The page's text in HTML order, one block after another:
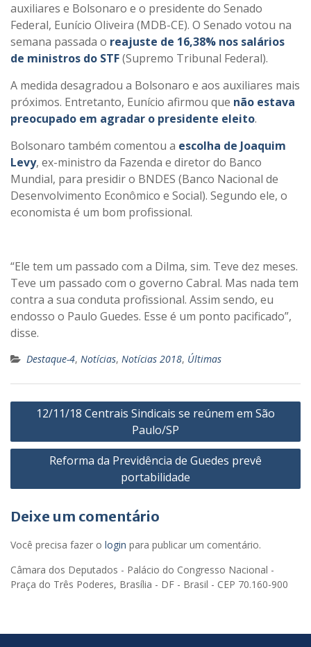
auxiliares e Bolsonaro e o presidente do Senado
Federal, Eunício Oliveira (MDB-CE). O Senado votou na
semana passada o reajuste de 16,38% nos salários
de ministros do STF(Supremo Tribunal Federal).
A medida desagradou a Bolsonaro e aos auxiliares mais
próximos. Entretanto, Eunício afirmou que não estava
preocupado em agradar o presidente eleito.
Bolsonaro também comentou a escolha de Joaquim
Levy, ex-ministro da Fazenda e diretor do Banco
Mundial, para presidir o BNDES (Banco Nacional de
Desenvolvimento Econômico e Social). Segundo ele, o
economista é um bom profissional.
“Ele tem um passado com a Dilma, sim. Teve dez meses.
Teve um passado com o governo Cabral. Mas nada tem
contra a sua conduta profissional. Assim sendo, eu
endosso o Paulo Guedes. Esse é um ponto pacificado”,
disse.
Destaque-4, Notícias, Notícias 2018, Últimas
Navegação
Post
12/11/18 Centrais Sindicais se reúnem em São
Paulo/SP
Reforma da Previdência de Guedes prevê
portabilidade
Deixe um comentário
Você precisa fazer o login para publicar um comentário.
Câmara dos Deputados - Palácio do Congresso Nacional -
Praça do Três Poderes, Brasília - DF - Brasil - CEP 70.160-900